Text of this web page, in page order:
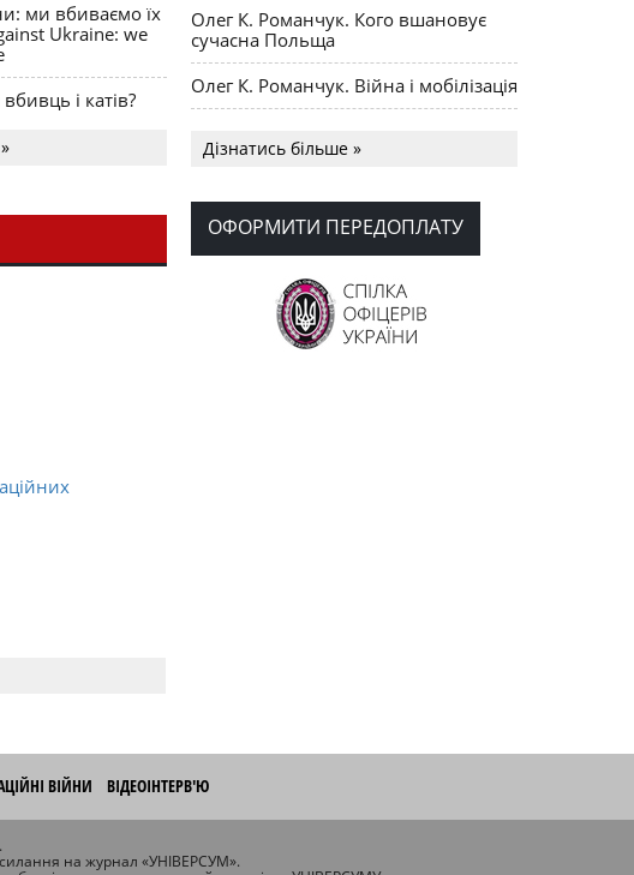
ми вбиваємо їх
Ukraine: we
і катів?
Олег К. Романчук. Кого вшановує
сучасна Польща
Олег К. Романчук. Війна і мобілізація
долучилися до найбільшої
День Вишиванки в Норт Порті
OPUS MAGNUM Олега К. Романчука
Дізнатись більше »
ОФОРМИТИ ПЕРЕДОПЛАТУ
ВІЙНИ ВІДЕОІНТЕРВ'Ю
на журнал «УНІВЕРСУМ».